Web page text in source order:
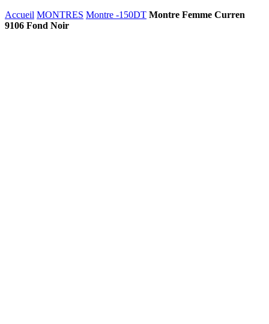
Accueil MONTRES Montre -150DT Montre Femme Curren
9106 Fond Noir